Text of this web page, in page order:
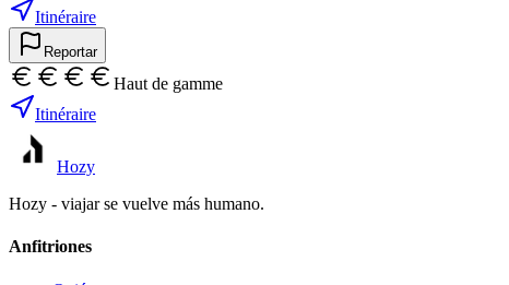
Itinéraire
Reportar
Haut de gamme
Itinéraire
Hozy
Hozy - viajar se vuelve más humano.
Anfitriones